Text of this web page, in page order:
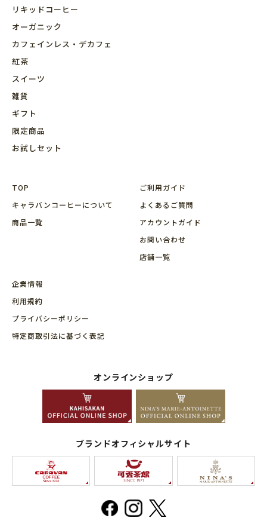
リキッドコーヒー
オーガニック
カフェインレス・デカフェ
紅茶
スイーツ
雑貨
ギフト
限定商品
お試しセット
TOP
キャラバンコーヒーについて
商品⼀覧
ご利用ガイド
よくあるご質問
アカウントガイド
お問い合わせ
店舗⼀覧
企業情報
利用規約
プライバシーポリシー
特定商取引法に基づく表記
オンラインショップ
ブランドオフィシャルサイト